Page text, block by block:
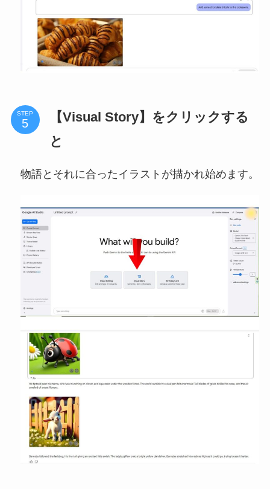
STEP
【Visual Story】をクリックする
と
物語とそれに合ったイラストが描かれ始めます。